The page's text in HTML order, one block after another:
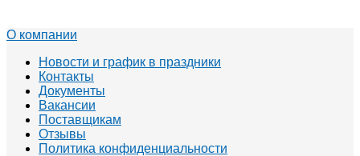
О компании
Новости и график в праздники
Контакты
Документы
Вакансии
Поставщикам
Отзывы
Политика конфиденциальности